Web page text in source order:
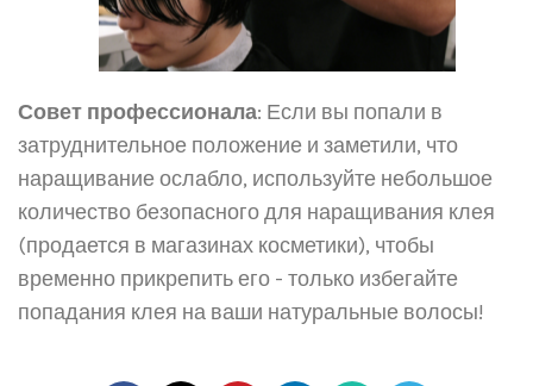
Совет профессионала: Если вы попали в
затруднительное положение и заметили, что
наращивание ослабло, используйте небольшое
количество безопасного для наращивания клея
(продается в магазинах косметики), чтобы
временно прикрепить его - только избегайте
попадания клея на ваши натуральные волосы!